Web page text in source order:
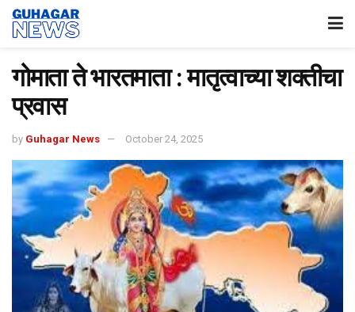
गोमाता ते भारतमाता : मातृत्वाच्या शक्तीचा
प्रवास
by Guhagar News October 24, 2025